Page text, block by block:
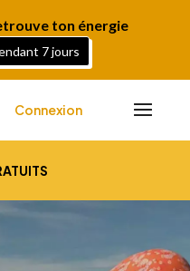
ton énergie
7 jours
Connexion